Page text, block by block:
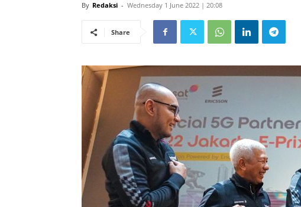
By Redaksi - Wednesday 1 June 2022 | 20:08
Share